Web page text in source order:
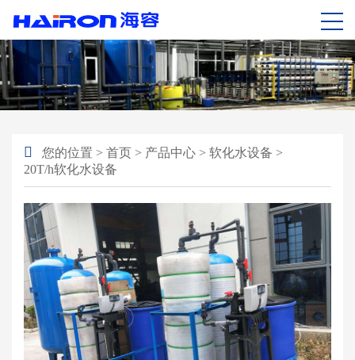
您的位置 > 首页 > 产品中心 > 软化水设备 >
20T/h软化水设备